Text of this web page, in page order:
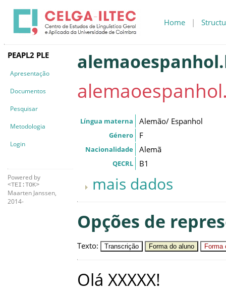
Home |
PEAPL2 PLE
Apresentação
Documentos
Pesquisar
Metodologia
Login
Powered by
<TEI:TOK>
Maarten Janssen,
2014-
Língua materna Alemão/ Espanhol
Género F
Nacionalidade Alemã
QECRL B1
mais dados
Opções de
Texto: Transcrição Forma do aluno Forma
Olá XXXXX!